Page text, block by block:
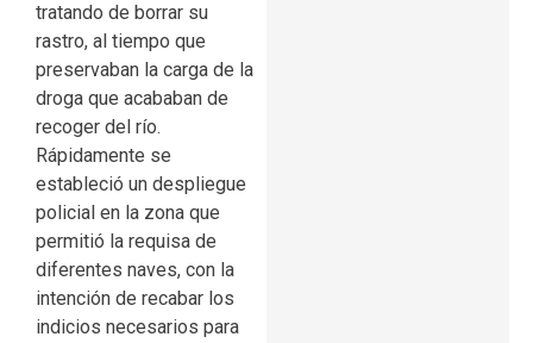
tratando de borrar su
rastro, al tiempo que
preservaban la carga de la
droga que acababan de
recoger del río.
Rápidamente se
estableció un despliegue
policial en la zona que
permitió la requisa de
diferentes naves, con la
intención de recabar los
indicios necesarios para